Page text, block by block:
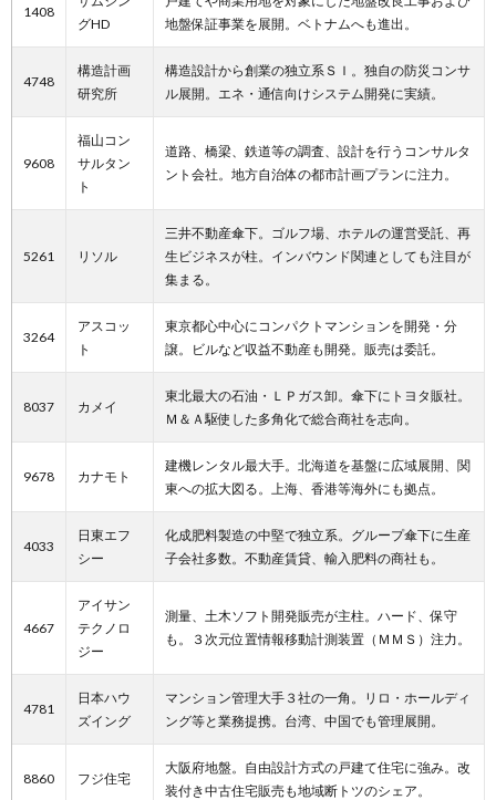
1408
グHD
地盤保証事業を展開。ベトナムへも進出。
4748
構造計画
研究所
構造設計から創業の独立系ＳＩ。独自の防災コンサ
ル展開。エネ・通信向けシステム開発に実績。
9608
福山コン
サルタン
ト
道路、橋梁、鉄道等の調査、設計を行うコンサルタ
ント会社。地方自治体の都市計画プランに注力。
5261 リソル
三井不動産傘下。ゴルフ場、ホテルの運営受託、再
生ビジネスが柱。インバウンド関連としても注目が
集まる。
3264
アスコッ
ト
東京都心中心にコンパクトマンションを開発・分
譲。ビルなど収益不動産も開発。販売は委託。
8037 カメイ
東北最大の石油・ＬＰガス卸。傘下にトヨタ販社。
Ｍ＆Ａ駆使した多角化で総合商社を志向。
9678 カナモト
建機レンタル最大手。北海道を基盤に広域展開、関
東への拡大図る。上海、香港等海外にも拠点。
4033
日東エフ
シー
化成肥料製造の中堅で独立系。グループ傘下に生産
子会社多数。不動産賃貸、輸入肥料の商社も。
4667
アイサン
テクノロ
ジー
測量、土木ソフト開発販売が主柱。ハード、保守
も。３次元位置情報移動計測装置（ＭＭＳ）注力。
4781
日本ハウ
ズイング
マンション管理大手３社の一角。リロ・ホールディ
ング等と業務提携。台湾、中国でも管理展開。
8860 フジ住宅
大阪府地盤。自由設計方式の戸建て住宅に強み。改
装付き中古住宅販売も地域断トツのシェア。